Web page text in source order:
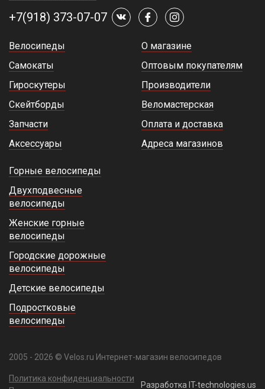
+7(918) 373-07-07
Велосипеды
Самокаты
Гироскутеры
Скейтборды
Запчасти
Аксессуары
О магазине
Оптовым покупателям
Производители
Веломастерская
Оплата и доставка
Адреса магазинов
Горные велосипеды
Двухподвесные
велосипеды
Женские горные
велосипеды
Городские дорожные
велосипеды
Детские велосипеды
Подростковые
велосипеды
2005 - 2026 © Velos.ru Интернет-магазин велосипедов
Политика конфиденциальности
Разработка IT-technologies.us